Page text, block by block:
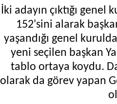
İki adayın çıktığı
152'sini alarak
yaşandığı genel
yeni seçilen başkan
tablo ortaya koydu.
olarak da görev yapan